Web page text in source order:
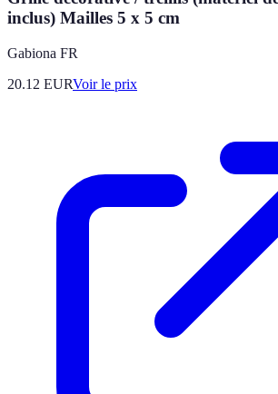
inclus) Mailles 5 x 5 cm
Gabiona FR
20.12 EURVoir le prix